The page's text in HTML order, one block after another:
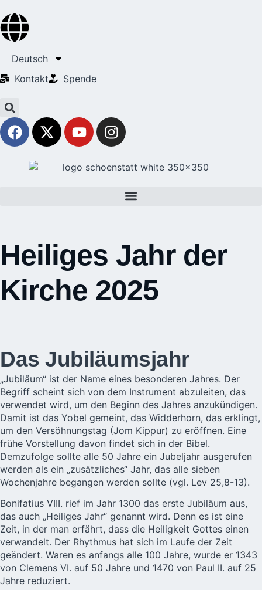
Deutsch
Kontakt
Spende
Heiliges Jahr der
Kirche 2025
Das Jubiläumsjahr
„Jubiläum“ ist der Name eines besonderen Jahres. Der
Begriff scheint sich von dem Instrument abzuleiten, das
verwendet wird, um den Beginn des Jahres anzukündigen.
Damit ist das Yobel gemeint, das Widderhorn, das erklingt,
um den Versöhnungstag (Jom Kippur) zu eröffnen. Eine
frühe Vorstellung davon findet sich in der Bibel.
Demzufolge sollte alle 50 Jahre ein Jubeljahr ausgerufen
werden als ein „zusätzliches“ Jahr, das alle sieben
Wochenjahre begangen werden sollte (vgl. Lev 25,8-13).
Bonifatius VIII. rief im Jahr 1300 das erste Jubiläum aus,
das auch „Heiliges Jahr“ genannt wird. Denn es ist eine
Zeit, in der man erfährt, dass die Heiligkeit Gottes einen
verwandelt. Der Rhythmus hat sich im Laufe der Zeit
geändert. Waren es anfangs alle 100 Jahre, wurde er 1343
von Clemens VI. auf 50 Jahre und 1470 von Paul II. auf 25
Jahre reduziert.